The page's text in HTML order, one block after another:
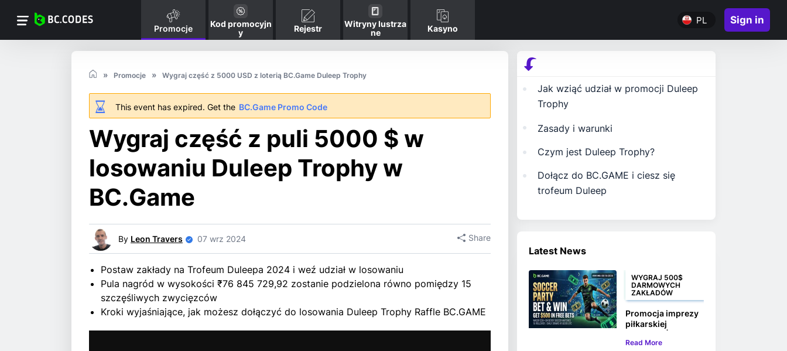
Promocje
Kod promocyjn
y
Rejestr
Witryny lustrza
ne
Kasyno
PL Sign in
Promocje Wygraj część z 5000 USD z loterią BC.Game Duleep Trophy
This event has expired. Get the BC.Game Promo Code
Wygraj część z puli 5000 $ w
losowaniu Duleep Trophy w
BC.Game
By Leon Travers 07 wrz 2024 Share
Postaw zakłady na Trofeum Duleepa 2024 i weź udział w losowaniu
Pula nagród w wysokości ₹76 845 729,92 zostanie podzielona równo pomiędzy 15
szczęśliwych zwycięzców
Kroki wyjaśniające, jak możesz dołączyć do losowania Duleep Trophy Raffle BC.GAME
Jak wziąć udział w promocji Duleep
Trophy
Zasady i warunki
Czym jest Duleep Trophy?
Dołącz do BC.GAME i ciesz się
trofeum Duleep
Latest News
WYGRAJ 500$
DARMOWYCH
ZAKŁADÓW
Promocja imprezy
piłkarskiej
Obstawiaj i
Read More